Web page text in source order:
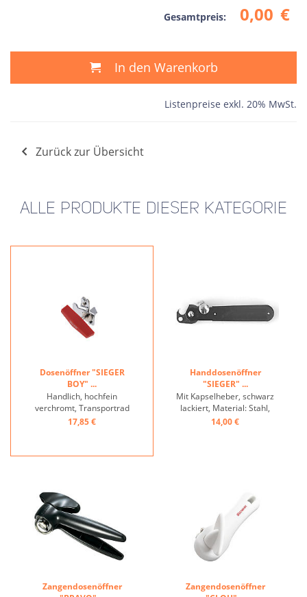
Gesamtpreis: 0,00 €
In den Warenkorb
Listenpreise exkl. 20% MwSt.
Zurück zur Übersicht
ALLE PRODUKTE DIESER KATEGORIE
Dosenöffner "SIEGER
BOY" ...
Handlich, hochfein
verchromt, Transportrad
und Schneidmesser aus
17,85 €
Handdosenöffner
"SIEGER" ...
Mit Kapselheber, schwarz
lackiert, Material: Stahl,
Transportrad und
14,00 €
Zangendosenöffner
Zangendosenöffner